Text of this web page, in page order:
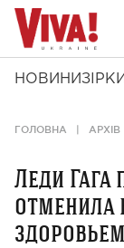
НОВИНИ ЗІРКИ
ГОЛОВНА АРХІВ
Леди Гага
отменила
здоровьем